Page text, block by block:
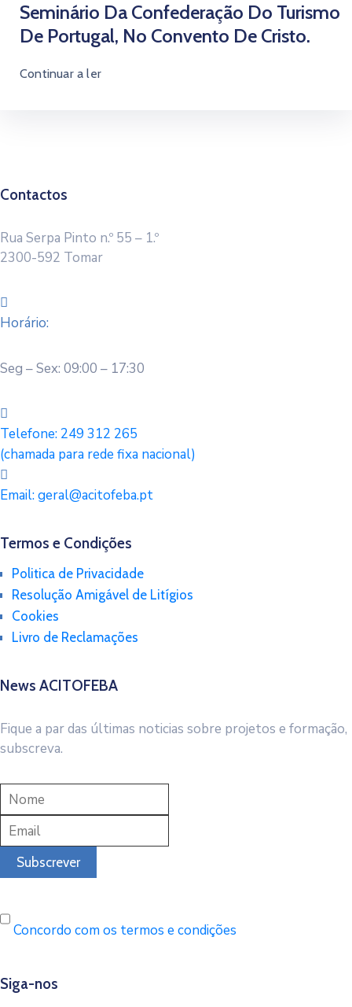
Seminário Da Confederação Do Turismo
De Portugal, No Convento De Cristo.
Continuar a ler
Contactos
Rua Serpa Pinto n.º 55 – 1.º
2300-592 Tomar
Horário:
Seg – Sex: 09:00 – 17:30
Telefone: 249 312 265
(chamada para rede fixa nacional)
Email:geral@acitofeba.pt
Termos e Condições
Politica de Privacidade
Resolução Amigável de Litígios
Cookies
Livro de Reclamações
News ACITOFEBA
Fique a par das últimas noticias sobre projetos e formação,
subscreva.
Concordo com os termos e condições
Siga-nos